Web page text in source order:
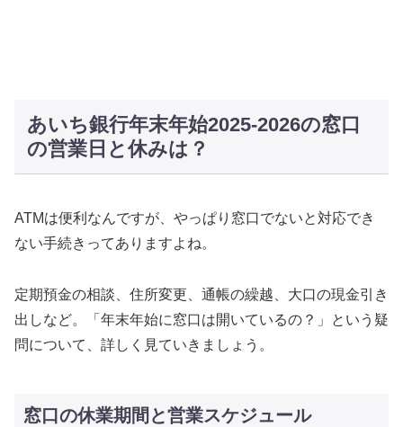
あいち銀行年末年始2025-2026の窓口
の営業日と休みは？
ATMは便利なんですが、やっぱり窓口でないと対応でき
ない手続きってありますよね。
定期預金の相談、住所変更、通帳の繰越、大口の現金引き
出しなど。「年末年始に窓口は開いているの？」という疑
問について、詳しく見ていきましょう。
窓口の休業期間と営業スケジュール